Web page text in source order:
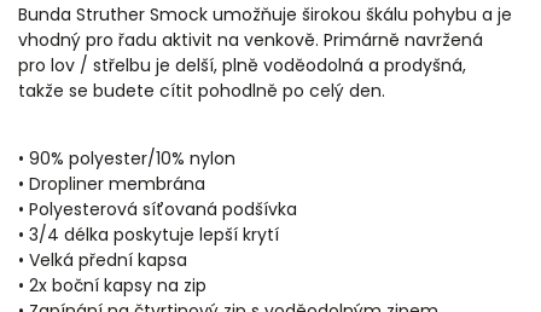
Bunda Struther Smock umožňuje širokou škálu pohybu a je
vhodný pro řadu aktivit na venkově. Primárně navržená
pro lov / střelbu je delší, plně voděodolná a prodyšná,
takže se budete cítit pohodlně po celý den.
• 90% polyester/10% nylon
• Dropliner membrána
• Polyesterová síťovaná podšívka
• 3/4 délka poskytuje lepší krytí
• Velká přední kapsa
• 2x boční kapsy na zip